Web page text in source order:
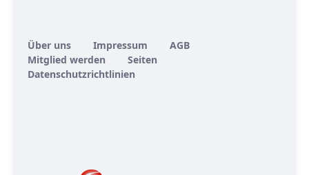
Über uns Impressum
AGB
Mitglied werden
Seiten
Datenschutzrichtlinien